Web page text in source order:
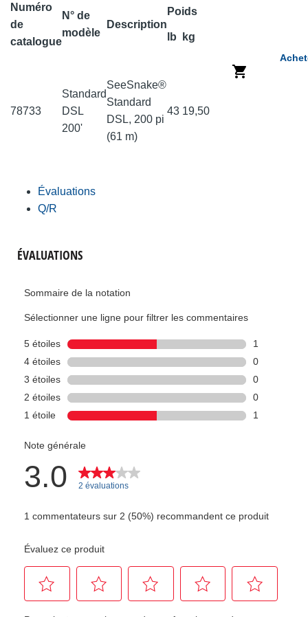
Numéro
de
catalogue
N° de
modèle
Description
Poids
lb kg
78733
Standard
DSL
200'
SeeSnake®
Standard
DSL, 200 pi
(61 m)
43 19,50
Évaluations
Q/R